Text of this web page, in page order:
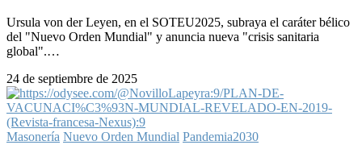
Ursula von der Leyen, en el SOTEU2025, subraya el caráter bélico
del "Nuevo Orden Mundial" y anuncia nueva "crisis sanitaria
global".…
24 de septiembre de 2025
Masonería Nuevo Orden Mundial Pandemia2030